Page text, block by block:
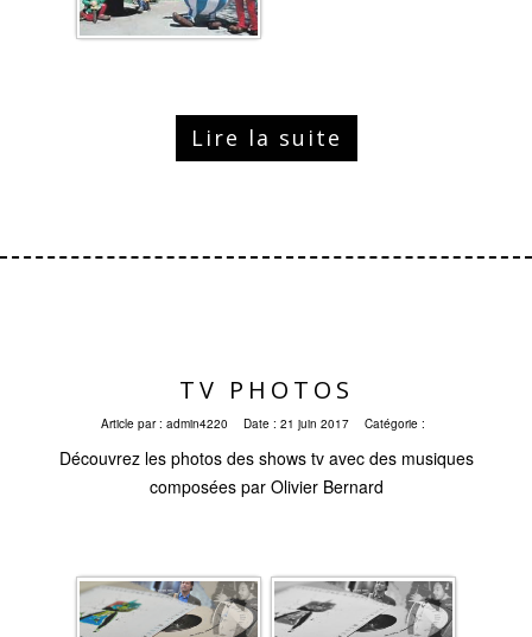
Lire la suite
TV PHOTOS
Article par : admin4220 Date : 21 juin 2017 Catégorie :
Découvrez les photos des shows tv avec des musiques
composées par Olivier Bernard